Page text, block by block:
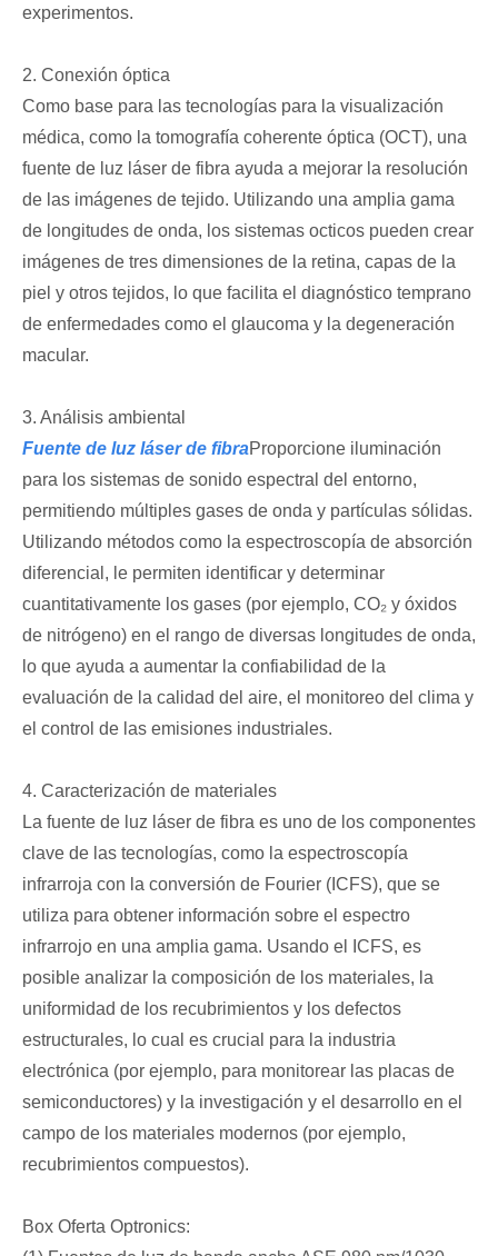
experimentos.
2. Conexión óptica
Como base para las tecnologías para la visualización
médica, como la tomografía coherente óptica (OCT), una
fuente de luz láser de fibra ayuda a mejorar la resolución
de las imágenes de tejido. Utilizando una amplia gama
de longitudes de onda, los sistemas octicos pueden crear
imágenes de tres dimensiones de la retina, capas de la
piel y otros tejidos, lo que facilita el diagnóstico temprano
de enfermedades como el glaucoma y la degeneración
macular.
3. Análisis ambiental
Fuente de luz láser de fibraProporcione iluminación
para los sistemas de sonido espectral del entorno,
permitiendo múltiples gases de onda y partículas sólidas.
Utilizando métodos como la espectroscopía de absorción
diferencial, le permiten identificar y determinar
cuantitativamente los gases (por ejemplo, CO₂ y óxidos
de nitrógeno) en el rango de diversas longitudes de onda,
lo que ayuda a aumentar la confiabilidad de la
evaluación de la calidad del aire, el monitoreo del clima y
el control de las emisiones industriales.
4. Caracterización de materiales
La fuente de luz láser de fibra es uno de los componentes
clave de las tecnologías, como la espectroscopía
infrarroja con la conversión de Fourier (ICFS), que se
utiliza para obtener información sobre el espectro
infrarrojo en una amplia gama. Usando el ICFS, es
posible analizar la composición de los materiales, la
uniformidad de los recubrimientos y los defectos
estructurales, lo cual es crucial para la industria
electrónica (por ejemplo, para monitorear las placas de
semiconductores) y la investigación y el desarrollo en el
campo de los materiales modernos (por ejemplo,
recubrimientos compuestos).
Box Oferta Optronics: